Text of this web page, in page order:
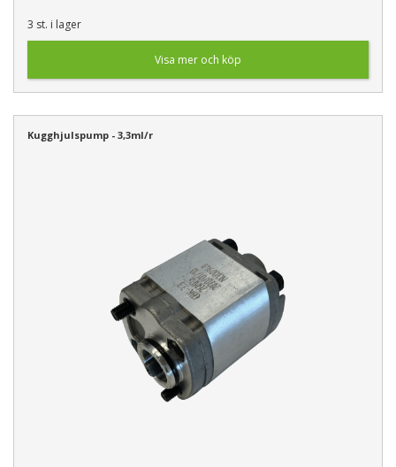
3 st. i lager
Visa mer och köp
Kugghjulspump - 3,3ml/r